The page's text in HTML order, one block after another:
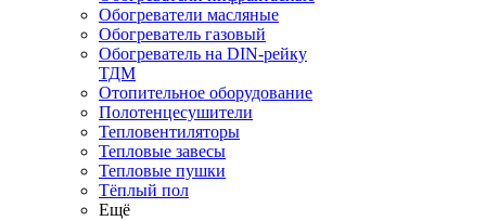
Обогреватели масляные
Обогреватель газовый
Обогреватель на DIN-рейку
ТДМ
Отопительное оборудование
Полотенцесушители
Тепловентиляторы
Тепловые завесы
Тепловые пушки
Тёплый пол
Ещё